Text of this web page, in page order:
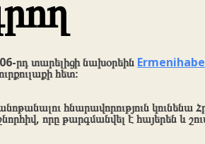
րդ տարելիցի նախօրեին
հետ։
հնարավորություն
որը թարգմանվել է հայերեն և